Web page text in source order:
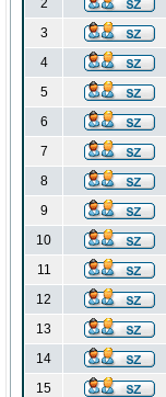
2
3
4
5
6
7
8
9
10
11
12
13
14
15